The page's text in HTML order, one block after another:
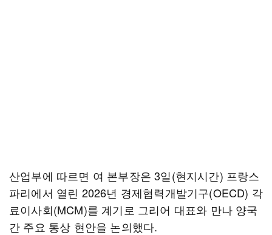
산업부에 따르면 여 본부장은 3일(현지시간) 프랑스
파리에서 열린 2026년 경제협력개발기구(OECD) 각
료이사회(MCM)를 계기로 그리어 대표와 만나 양국
간 주요 통상 현안을 논의했다.